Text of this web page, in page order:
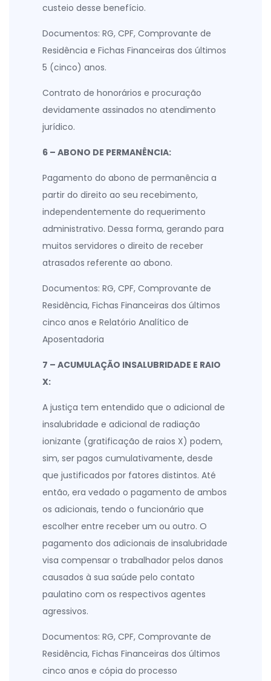
custeio desse benefício.
Documentos: RG, CPF, Comprovante de
Residência e Fichas Financeiras dos últimos
5 (cinco) anos.
Contrato de honorários e procuração
devidamente assinados no atendimento
jurídico.
6 – ABONO DE PERMANÊNCIA:
Pagamento do abono de permanência a
partir do direito ao seu recebimento,
independentemente do requerimento
administrativo. Dessa forma, gerando para
muitos servidores o direito de receber
atrasados referente ao abono.
Documentos: RG, CPF, Comprovante de
Residência, Fichas Financeiras dos últimos
cinco anos e Relatório Analítico de
Aposentadoria
7 – ACUMULAÇÃO INSALUBRIDADE E RAIO
X:
A justiça tem entendido que o adicional de
insalubridade e adicional de radiação
ionizante (gratificação de raios X) podem,
sim, ser pagos cumulativamente, desde
que justificados por fatores distintos. Até
então, era vedado o pagamento de ambos
os adicionais, tendo o funcionário que
escolher entre receber um ou outro. O
pagamento dos adicionais de insalubridade
visa compensar o trabalhador pelos danos
causados à sua saúde pelo contato
paulatino com os respectivos agentes
agressivos.
Documentos: RG, CPF, Comprovante de
Residência, Fichas Financeiras dos últimos
cinco anos e cópia do processo